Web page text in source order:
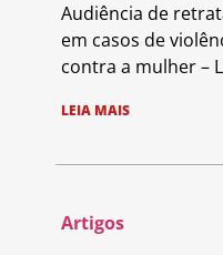
Audiência de
em casos de
contra a mulher –
LEIA MAIS
Artigos